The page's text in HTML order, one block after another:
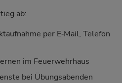
ab:
per E‑Mail, Telefon
im Feuerwehrhaus
bei Übungsabenden